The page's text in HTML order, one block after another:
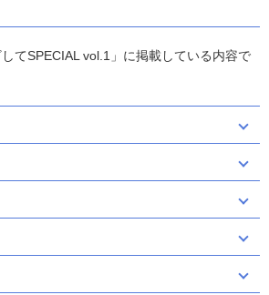
してSPECIAL vol.1」に掲載している内容で